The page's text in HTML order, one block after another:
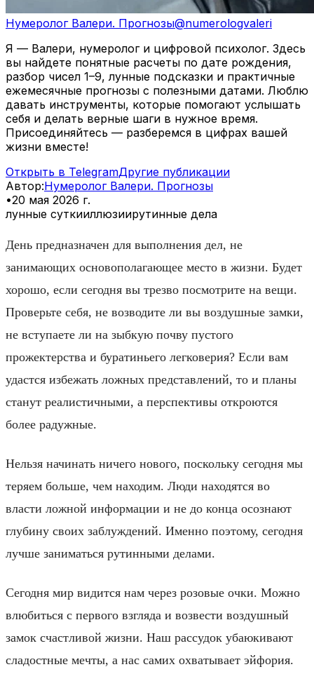
Нумеролог Валери. Прогнозы@numerologvaleri
Я — Валери, нумеролог и цифровой психолог. Здесь
вы найдете понятные расчеты по дате рождения,
разбор чисел 1–9, лунные подсказки и практичные
ежемесячные прогнозы с полезными датами. Люблю
давать инструменты, которые помогают услышать
себя и делать верные шаги в нужное время.
Присоединяйтесь — разберемся в цифрах вашей
жизни вместе!
Открыть в TelegramДругие публикации
Автор:Нумеролог Валери. Прогнозы
•20 мая 2026 г.
лунные суткииллюзиирутинные дела
День предназначен для выполнения дел, не
занимающих основополагающее место в жизни. Будет
хорошо, если сегодня вы трезво посмотрите на вещи.
Проверьте себя, не возводите ли вы воздушные замки,
не вступаете ли на зыбкую почву пустого
прожектерства и буратиньего легковерия? Если вам
удастся избежать ложных представлений, то и планы
станут реалистичными, а перспективы откроются
более радужные.
Нельзя начинать ничего нового, поскольку сегодня мы
теряем больше, чем находим. Люди находятся во
власти ложной информации и не до конца осознают
глубину своих заблуждений. Именно поэтому, сегодня
лучше заниматься рутинными делами.
Сегодня мир видится нам через розовые очки. Можно
влюбиться с первого взгляда и возвести воздушный
замок счастливой жизни. Наш рассудок убаюкивают
сладостные мечты, а нас самих охватывает эйфория.